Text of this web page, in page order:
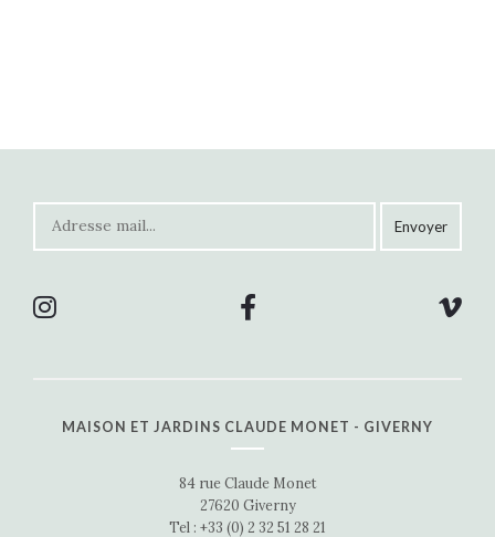
MAISON ET JARDINS CLAUDE MONET - GIVERNY
84 rue Claude Monet
27620 Giverny
Tel : +33 (0) 2 32 51 28 21